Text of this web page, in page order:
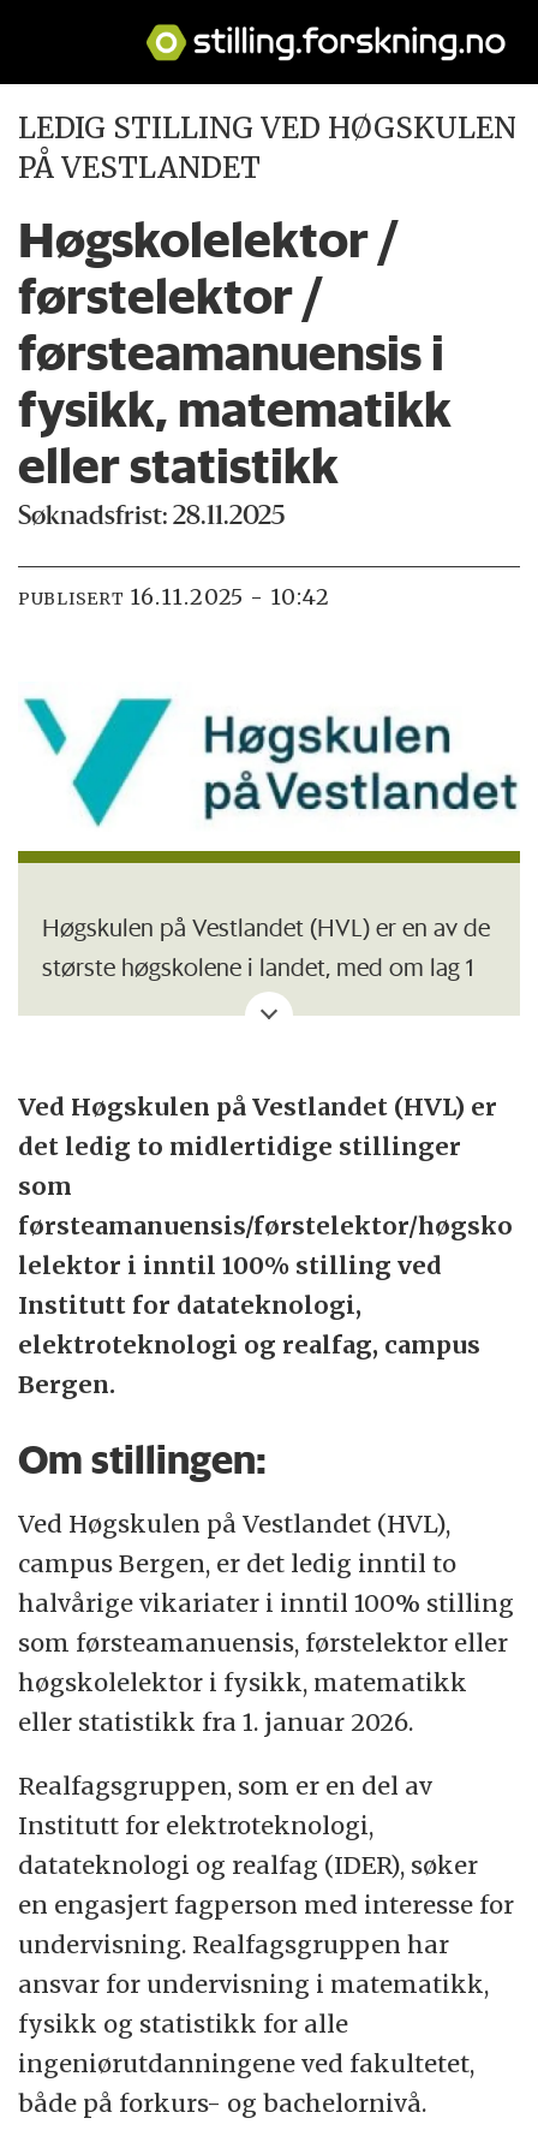
LEDIG STILLING VED HØGSKULEN
PÅ VESTLANDET
Høgskolelektor /
førstelektor /
førsteamanuensis i
fysikk, matematikk
eller statistikk
Søknadsfrist: 28.11.2025
PUBLISERT 16.11.2025 - 10:42
Høgskulen på Vestlandet (HVL) er en av de
største høgskolene i landet, med om lag 1
900 tilsette og 16 500 studenter fordelt på
Hvert år uteksaminerer vi 3000 kandidater
som er med på å løse viktige
samfunnsoppgaver. HVL har sterke og
innovative fagmiljø innen helse- og
sosialvitskap, ingeniør- og maritime
utdanningar, lærer-, kultur- og idrettsfag,
natur- og samfunnsvitskap, og økonomi og
ledelse. HVL skal være tett på arbeidslivet,
regionen og studentene. Den overordnet
ambisjonen vår er å bli et universitet med
en tydelig profesjons- og arbeidslivsrettet
profil.
HVL sin visjon er "Kunnskap som bygger
menneske og samfunn". Strategiske
på berekraftig samfunnsutvikling, velferd
og innovasjon, forankret i våre verdier -
inkludere, utfordre og samhandle - som
kjennetegner identiteten og kulturen hos
oss.
Fakultetet for teknologi, miljø- og
samfunnsvitskap har et bredt
utdanningstilbud både på bachelor og
Ved Høgskulen på Vestlandet (HVL) er
det ledig to midlertidige stillinger
som
førsteamanuensis/førstelektor/høgsko
lelektor i inntil 100% stilling ved
Institutt for datateknologi,
elektroteknologi og realfag, campus
Bergen.
Om stillingen:
Ved Høgskulen på Vestlandet (HVL),
campus Bergen, er det ledig inntil to
halvårige vikariater i inntil 100% stilling
som førsteamanuensis, førstelektor eller
høgskolelektor i fysikk, matematikk
eller statistikk fra 1. januar 2026.
Realfagsgruppen, som er en del av
Institutt for elektroteknologi,
datateknologi og realfag (IDER), søker
en engasjert fagperson med interesse for
undervisning. Realfagsgruppen har
ansvar for undervisning i matematikk,
fysikk og statistikk for alle
ingeniørutdanningene ved fakultetet,
både på forkurs- og bachelornivå.